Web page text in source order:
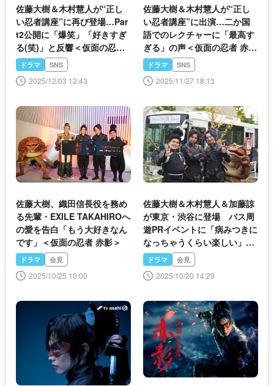
佐藤大樹＆木村慧人が“正し
い忍者講座”に再び登場…Par
t2公開に「爆笑」「好きすぎ
る(笑)」と反響＜仮面の忍者
赤影＞
ドラマ SNS
2025/12/03 12:43
佐藤大樹＆木村慧人が“正し
い忍者講座”に出演…二か国
語でのレクチャーに「最高す
ぎる」の声＜仮面の忍者 赤影
＞ドラマ SNS
2025/11/27 18:13
佐藤大樹、織田信長役を務め
る先輩・EXILE TAKAHIROへ
の愛を告白「もう大好きなん
です」＜仮面の忍者 赤影＞
ドラマ 会見
2025/10/25 10:00
佐藤大樹＆木村慧人＆加藤諒
が東京・渋谷に登場 バス周
遊PRイベントに「病みつきに
なっちゃうくらい楽しい」＜
仮面の忍者 赤影＞
ドラマ 会見
2025/10/20 14:29